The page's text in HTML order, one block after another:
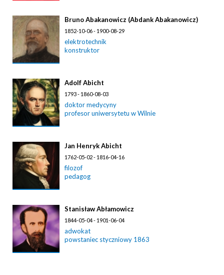
Bruno Abakanowicz (Abdank Abakanowicz)
1852-10-06 - 1900-08-29
elektrotechnik
konstruktor
Adolf Abicht
1793 - 1860-08-03
doktor medycyny
profesor uniwersytetu w Wilnie
Jan Henryk Abicht
1762-05-02 - 1816-04-16
filozof
pedagog
Stanisław Abłamowicz
1844-05-04 - 1901-06-04
adwokat
powstaniec styczniowy 1863